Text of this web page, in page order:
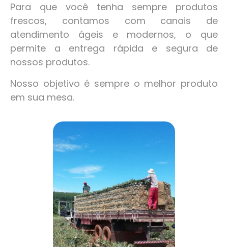
Para que você tenha sempre produtos
frescos, contamos com canais de
atendimento ágeis e modernos, o que
permite a entrega rápida e segura de
nossos produtos.
Nosso objetivo é sempre o melhor produto
em sua mesa.